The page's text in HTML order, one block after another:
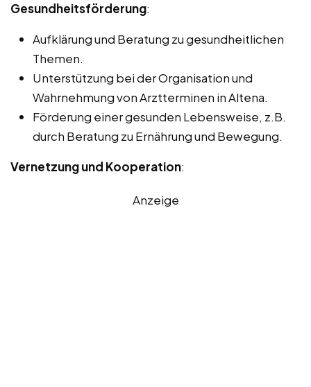
Gesundheitsförderung:
Aufklärung und Beratung zu gesundheitlichen
Themen.
Unterstützung bei der Organisation und
Wahrnehmung von Arztterminen in Altena.
Förderung einer gesunden Lebensweise, z.B.
durch Beratung zu Ernährung und Bewegung.
Vernetzung und Kooperation:
Anzeige